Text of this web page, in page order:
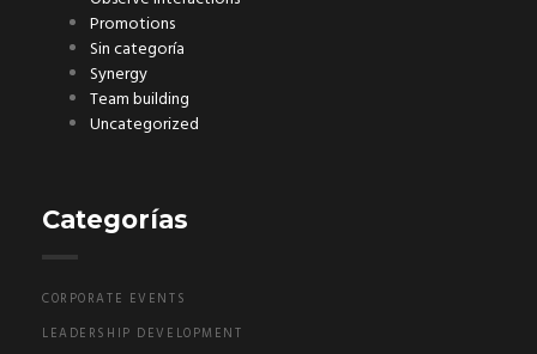
Promotions
Sin categoría
Synergy
Team building
Uncategorized
Categorías
CORPORATE EVENTS
LEADERSHIP DEVELOPMENT